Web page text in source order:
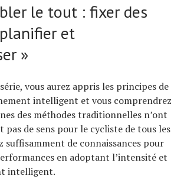
le tout : fixer des
et
»
vous aurez appris les principes de
intelligent et vous comprendrez
des méthodes traditionnelles n’ont
de sens pour le cycliste de tous les
suffisamment de connaissances pour
en adoptant l’intensité et
intelligent.